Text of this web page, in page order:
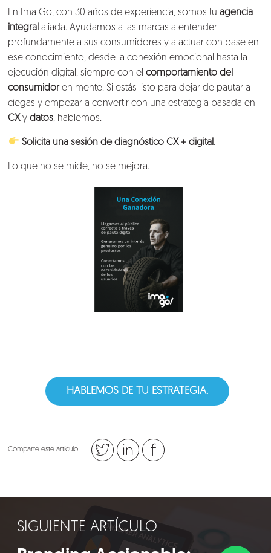
En Ima Go, con 30 años de experiencia, somos tu agencia
integral aliada. Ayudamos a las marcas a entender
profundamente a sus consumidores y a actuar con base en
ese conocimiento, desde la conexión emocional hasta la
ejecución digital, siempre con elcomportamiento del
consumidoren mente. Si estás listo para dejar de pautar a
ciegas y empezar a convertir con una estrategia basada en
CXydatos, hablemos.
Solicita una sesión de diagnóstico CX + digital.
Lo que no se mide, no se mejora.
HABLEMOS DE TU ESTRATEGIA.
Comparte este artículo:
SIGUIENTE ARTÍCULO